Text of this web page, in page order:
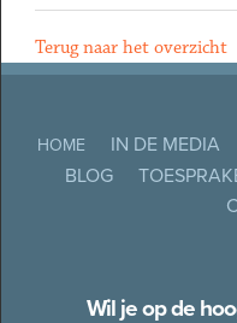
Terug naar het overzicht
HOME IN DE MEDIA
BLOG
Wil je op de